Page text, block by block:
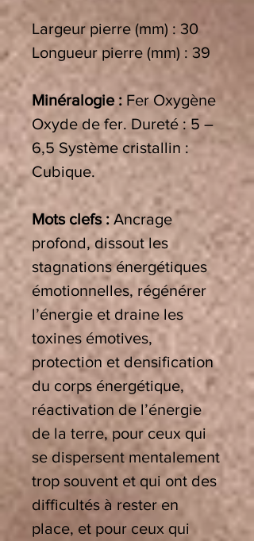
Largeur pierre (mm) : 30
Longueur pierre (mm) : 39
Minéralogie : Fer Oxygène
Oxyde de fer. Dureté : 5 –
6,5 Système cristallin :
Cubique.
Mots clefs :Ancrage
profond, dissout les
stagnations énergétiques
émotionnelles, régénérer
l’énergie et draine les
toxines émotives,
protection et densification
du corps énergétique,
réactivation de l’énergie
de la terre, pour ceux qui
se dispersent mentalement
trop souvent et qui ont des
difficultés à rester en
place, et pour ceux qui